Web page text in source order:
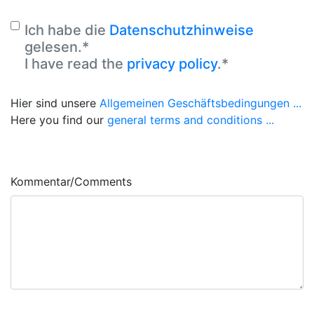
Ich habe die Datenschutzhinweise
gelesen.*
I have read the privacy policy.*
Hier sind unsere Allgemeinen Geschäftsbedingungen ...
Here you find our general terms and conditions ...
Kommentar/Comments